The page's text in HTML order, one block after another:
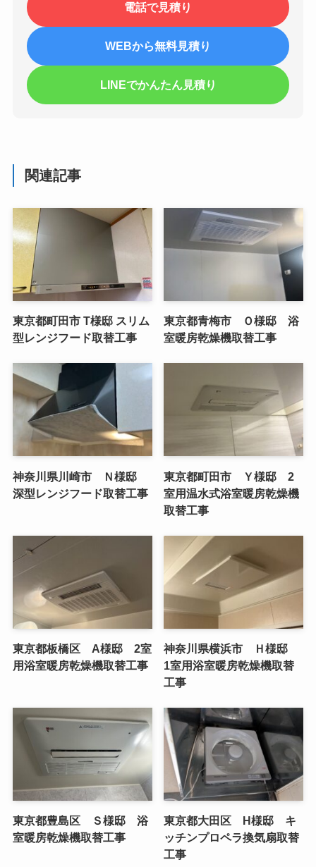
電話で見積り
WEBから無料見積り
LINEでかんたん見積り
関連記事
東京都町田市 T様邸 スリム
型レンジフード取替工事
東京都青梅市 Ｏ様邸 浴
室暖房乾燥機取替工事
神奈川県川崎市 Ｎ様邸
深型レンジフード取替工事
東京都町田市 Ｙ様邸 2
室用温水式浴室暖房乾燥機
取替工事
東京都板橋区 A様邸 2室
用浴室暖房乾燥機取替工事
神奈川県横浜市 Ｈ様邸
1室用浴室暖房乾燥機取替
工事
東京都豊島区 Ｓ様邸 浴
室暖房乾燥機取替工事
東京都大田区 H様邸 キ
ッチンプロペラ換気扇取替
工事